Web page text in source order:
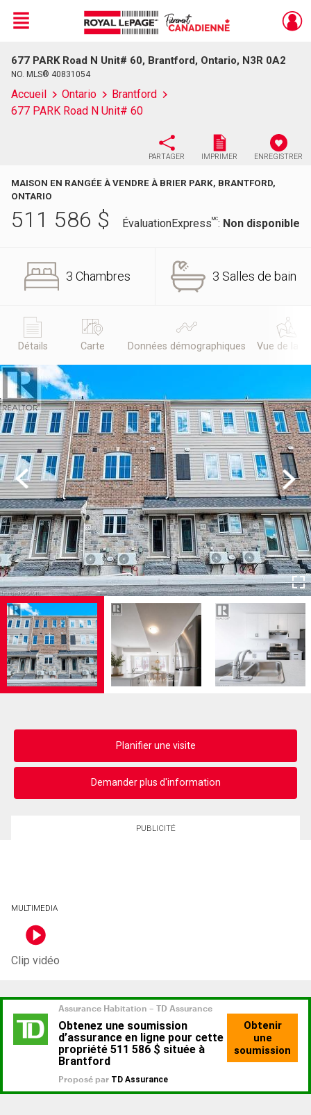
Live
En Direct
Menu
677 PARK Road N Unit# 60, Brantford, Ontario, N3R 0A2
NO. MLS® 40831054
Accueil Ontario
Brantford
677 PARK Road N Unit# 60
PARTAGER IMPRIMER ENREGISTRER
MAISON EN RANGÉE À VENDRE À BRIER PARK, BRANTFORD,
ONTARIO
511 586 $ ÉvaluationExpressMC: Non disponible
3 Chambres 3 Salles de bain
Détails Carte Données démographiques Vue de la
Previous Next
Planifier une visite
Demander plus d'information
PUBLICITÉ
MULTIMEDIA
Clip vidéo